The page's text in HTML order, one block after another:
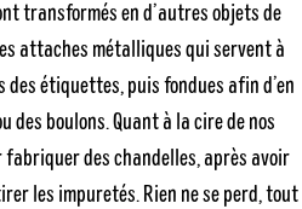
transformés en d’autres objets de
attaches métalliques qui servent à
étiquettes, puis fondues afin d’en
des boulons. Quant à la cire de nos
des chandelles, après avoir
les impuretés. Rien ne se perd, tout